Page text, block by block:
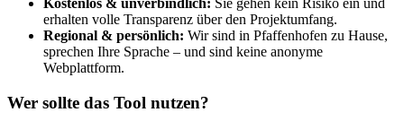
Kostenlos & unverbindlich: Sie gehen kein Risiko ein und
erhalten volle Transparenz über den Projektumfang.
Regional & persönlich: Wir sind in Pfaffenhofen zu Hause,
sprechen Ihre Sprache – und sind keine anonyme
Webplattform.
Wer sollte das Tool nutzen?